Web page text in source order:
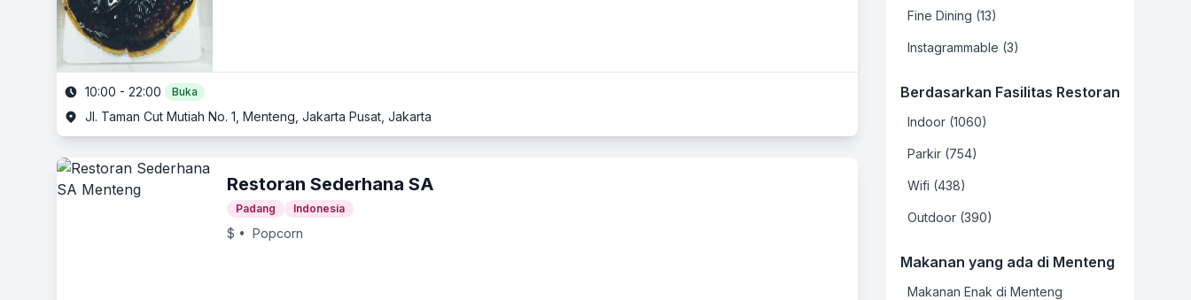
10:00 - 22:00 Buka
Jl. Taman Cut Mutiah No. 1, Menteng, Jakarta Pusat, Jakarta
Restoran Sederhana SA
Padang Indonesia
$ • Popcorn
Fine Dining (13)
Instagrammable (3)
Berdasarkan Fasilitas Restoran
Indoor (1060)
Parkir (754)
Wifi (438)
Outdoor (390)
Makanan yang ada di Menteng
Makanan Enak di Menteng